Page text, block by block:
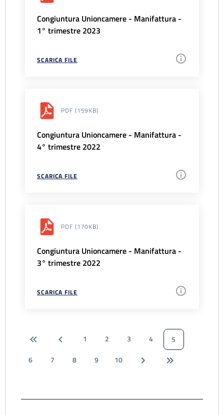
Congiuntura Unioncamere - Manifattura -
1° trimestre 2023
SCARICA FILE
PDF (159KB)
Congiuntura Unioncamere - Manifattura -
4° trimestre 2022
SCARICA FILE
PDF (170KB)
Congiuntura Unioncamere - Manifattura -
3° trimestre 2022
SCARICA FILE
1 2 3 4
5
6
7 8 9 10